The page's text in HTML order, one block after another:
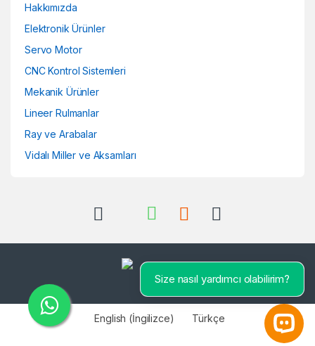
Hakkımızda
Elektronik Ürünler
Servo Motor
CNC Kontrol Sistemleri
Mekanik Ürünler
Lineer Rulmanlar
Ray ve Arabalar
Vidalı Miller ve Aksamları
English (İngilizce)
Türkçe
Open
Size nasıl yardımcı olabilirim?